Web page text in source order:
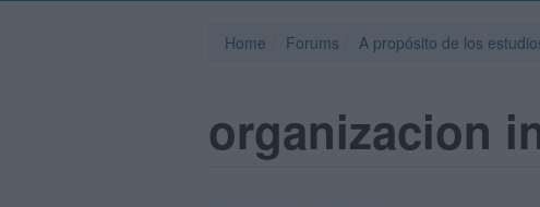
Home Forums A propósito de los
organizacion